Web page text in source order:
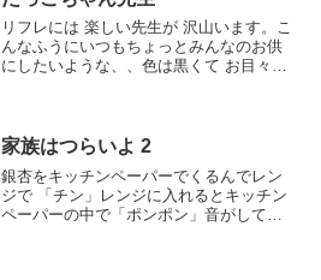
リフレには 楽しい先生が 沢山います。こ
んなふうにいつもちょっとみんなのお供
にしたいような、、色は黒くて お目々が
自分で 大声で...
家族はつらいよ 2
銀杏をキッチンペーパーでくるんでレン
ジで 「チン」レンジに入れるとキッチン
ペーパーの中で「ポンポン」音がして弾